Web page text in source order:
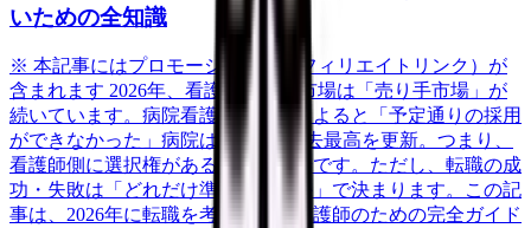
いための全知識
※ 本記事にはプロモーション（アフィリエイトリンク）が
含まれます 2026年、看護師の転職市場は「売り手市場」が
続いています。病院看護実態調査によると「予定通りの採用
ができなかった」病院は58.3%で過去最高を更新。つまり、
看護師側に選択権がある有利な市場です。ただし、転職の成
功・失敗は「どれだけ準備をしたか」で決まります。この記
事は、2026年に転職を考えている看護師のための完全ガイド